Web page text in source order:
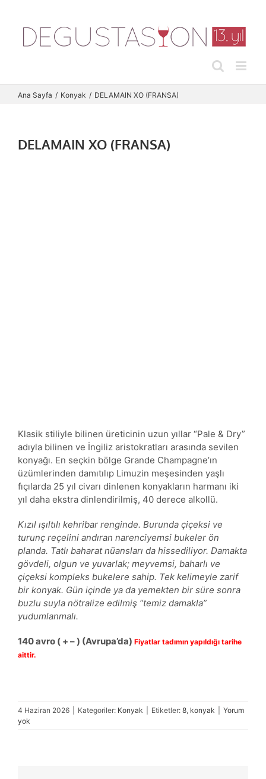
content
Ana Sayfa Konyak DELAMAIN XO (FRANSA)
DELAMAIN XO (FRANSA)
Klasik stiliyle bilinen üreticinin uzun yıllar “Pale & Dry”
adıyla bilinen ve İngiliz aristokratları arasında sevilen
konyağı. En seçkin bölge Grande Champagne’ın
üzümlerinden damıtılıp Limuzin meşesinden yaşlı
fıçılarda 25 yıl civarı dinlenen konyakların harmanı iki
yıl daha ekstra dinlendirilmiş, 40 derece alkollü.
Kızıl ışıltılı kehribar renginde. Burunda çiçeksi ve
turunç reçelini andıran narenciyemsi bukeler ön
planda. Tatlı baharat nüansları da hissediliyor. Damakta
gövdeli, olgun ve yuvarlak; meyvemsi, baharlı ve
çiçeksi kompleks bukelere sahip. Tek kelimeyle zarif
bir konyak. Gün içinde ya da yemekten bir süre sonra
buzlu suyla nötralize edilmiş “temiz damakla”
yudumlanmalı.
140avro( + – ) (Avrupa’da) Fiyatlar tadımın yapıldığı tarihe
aittir.
4 Haziran 2026 Kategoriler: Konyak Etiketler: 8, konyak
Yorum
yok